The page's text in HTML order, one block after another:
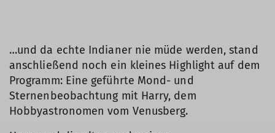
…und da echte Indianer nie müde werden, stand
anschließend noch ein kleines Highlight auf dem
Programm: Eine geführte Mond- und
Sternenbeobachtung mit Harry, dem
Hobbyastronomen vom Venusberg.